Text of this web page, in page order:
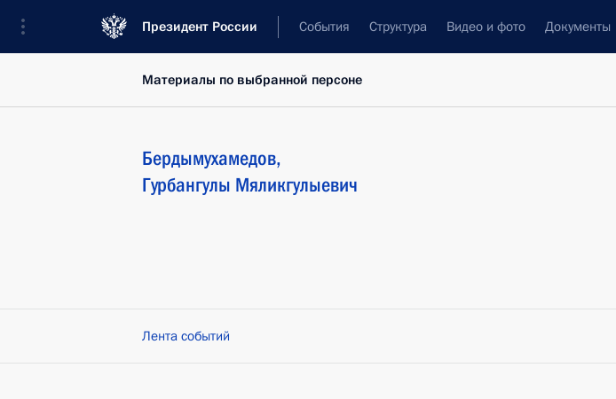
Президент России События Структура Видео и фото Документы
Материалы по выбранной персоне
Бердымухамедов,
Гурбангулы Мяликгулыевич
Лента событий